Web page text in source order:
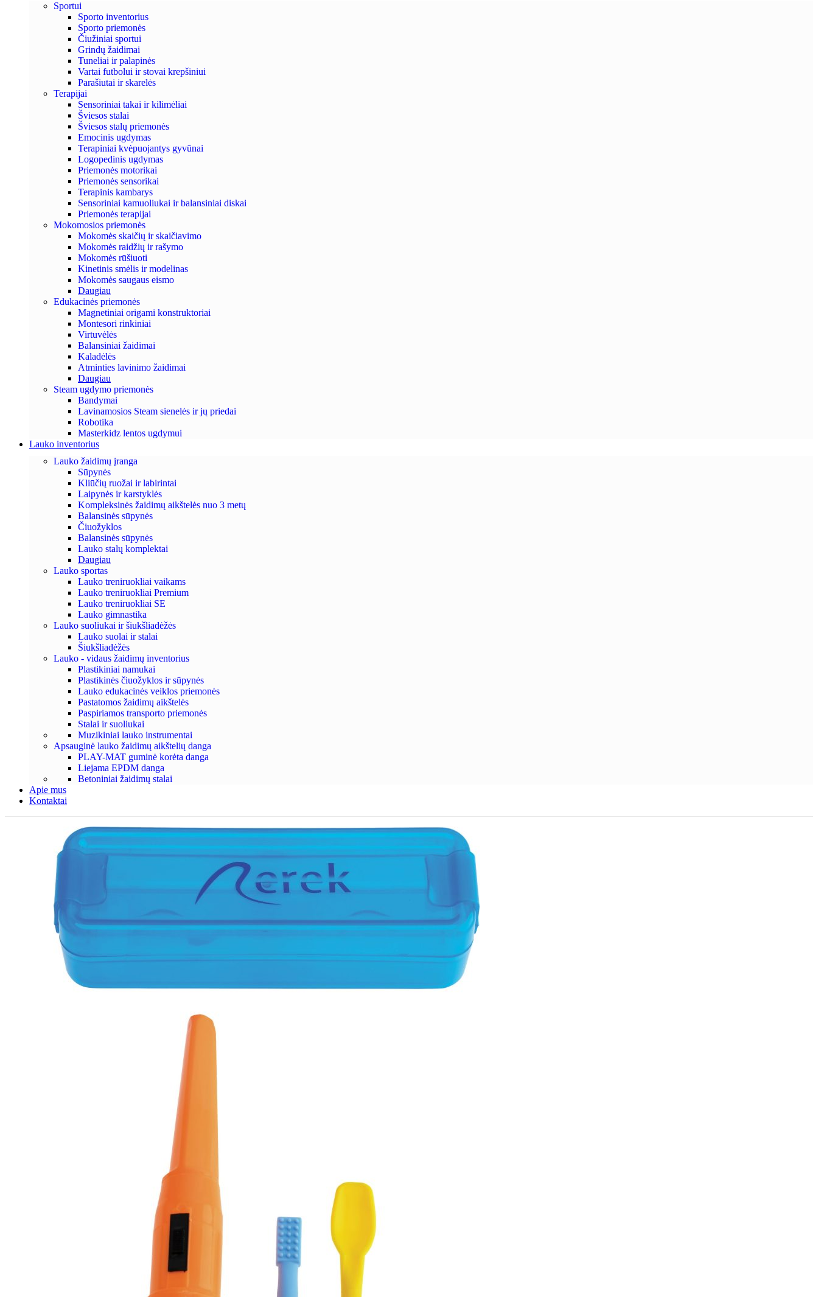
Sportui
Sporto inventorius
Sporto priemonės
Čiužiniai sportui
Grindų žaidimai
Tuneliai ir palapinės
Vartai futbolui ir stovai krepšiniui
Parašiutai ir skarelės
Terapijai
Sensoriniai takai ir kilimėliai
Šviesos stalai
Šviesos stalų priemonės
Emocinis ugdymas
Terapiniai kvėpuojantys gyvūnai
Logopedinis ugdymas
Priemonės motorikai
Priemonės sensorikai
Terapinis kambarys
Sensoriniai kamuoliukai ir balansiniai diskai
Priemonės terapijai
Mokomosios priemonės
Mokomės skaičių ir skaičiavimo
Mokomės raidžių ir rašymo
Mokomės rūšiuoti
Kinetinis smėlis ir modelinas
Mokomės saugaus eismo
Daugiau
Edukacinės priemonės
Magnetiniai origami konstruktoriai
Montesori rinkiniai
Virtuvėlės
Balansiniai žaidimai
Kaladėlės
Atminties lavinimo žaidimai
Daugiau
Steam ugdymo priemonės
Bandymai
Lavinamosios Steam sienelės ir jų priedai
Robotika
Masterkidz lentos ugdymui
Lauko inventorius
Lauko žaidimų įranga
Sūpynės
Kliūčių ruožai ir labirintai
Laipynės ir karstyklės
Kompleksinės žaidimų aikštelės nuo 3 metų
Balansinės sūpynės
Čiuožyklos
Balansinės sūpynės
Lauko stalų komplektai
Daugiau
Lauko sportas
Lauko treniruokliai vaikams
Lauko treniruokliai Premium
Lauko treniruokliai SE
Lauko gimnastika
Lauko suoliukai ir šiukšliadėžės
Lauko suolai ir stalai
Šiukšliadėžės
Lauko - vidaus žaidimų inventorius
Plastikiniai namukai
Plastikinės čiuožyklos ir sūpynės
Lauko edukacinės veiklos priemonės
Pastatomos žaidimų aikštelės
Paspiriamos transporto priemonės
Stalai ir suoliukai
Muzikiniai lauko instrumentai
Apsauginė lauko žaidimų aikštelių danga
PLAY-MAT guminė korėta danga
Liejama EPDM danga
Betoniniai žaidimų stalai
Apie mus
Kontaktai